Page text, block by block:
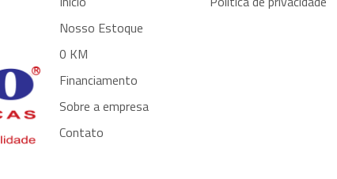
Nosso Estoque
0 KM
Financiamento
Sobre a empresa
Contato